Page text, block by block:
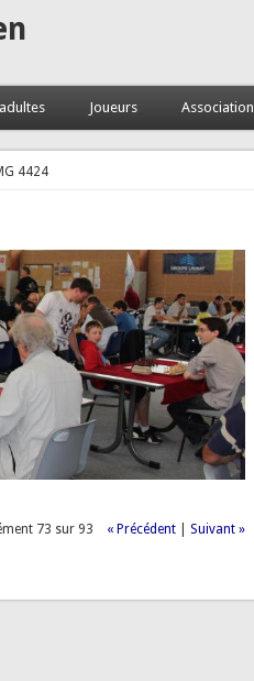
Joueurs Association
4424
73 sur 93 « Précédent| Suivant »